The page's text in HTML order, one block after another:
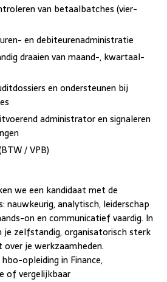
van betaalbatches (vier-
en debiteurenadministratie
draaien van maand-, kwartaal-
en ondersteunen bij
administrator en signaleren
/ VPB)
we een kandidaat met de
nauwkeurig, analytisch, leiderschap
on en communicatief vaardig. In
je zelfstandig, organisatorisch sterk
je werkzaamheden.
opleiding in Finance,
of vergelijkbaar